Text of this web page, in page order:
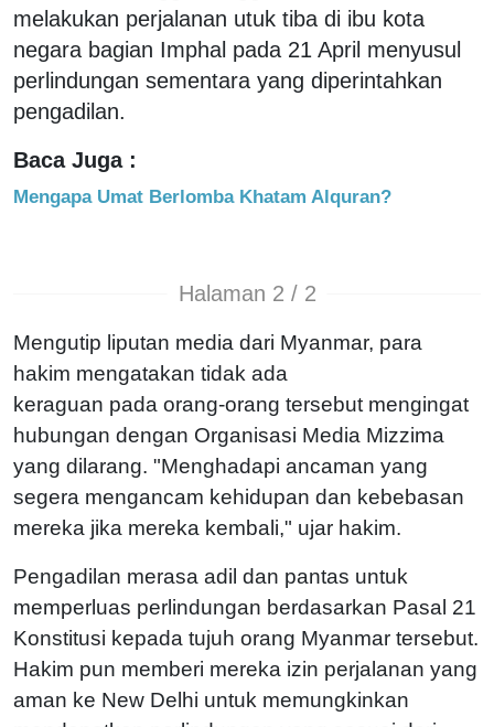
melakukan perjalanan utuk tiba di ibu kota
negara bagian Imphal pada 21 April menyusul
perlindungan sementara yang diperintahkan
pengadilan.
Baca Juga :
Mengapa Umat Berlomba Khatam Alquran?
Halaman 2 / 2
Mengutip liputan media dari Myanmar, para
hakim mengatakan tidak ada
keraguan pada orang-orang tersebut mengingat
hubungan dengan Organisasi Media Mizzima
yang dilarang. "Menghadapi ancaman yang
segera mengancam kehidupan dan kebebasan
mereka jika mereka kembali," ujar hakim.
Pengadilan merasa adil dan pantas untuk
memperluas perlindungan berdasarkan Pasal 21
Konstitusi kepada tujuh orang Myanmar tersebut.
Hakim pun memberi mereka izin perjalanan yang
aman ke New Delhi untuk memungkinkan